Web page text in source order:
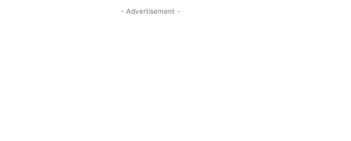
- Advertisement -